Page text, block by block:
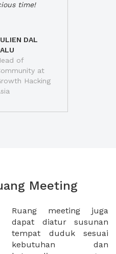
time!
DAL
of
at
Hacking
Meeting